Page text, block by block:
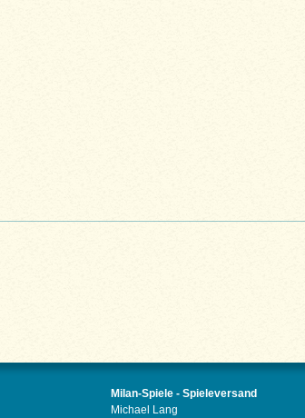
Milan-Spiele - Spieleversand
Michael Lang